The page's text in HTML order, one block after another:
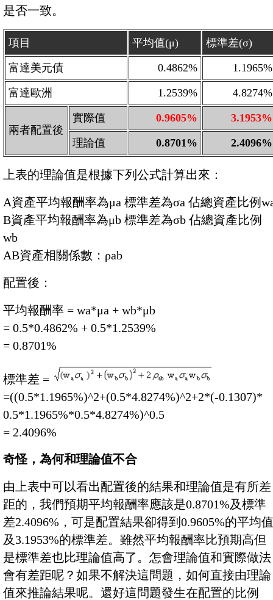
是否一致。
項目 平均值(μ) 標準差(σ)
富達美元債 0.4862% 1.1965%
富達歐洲 1.2539% 4.8274%
兩者配置後
實際值 0.9605% 3.1953%
理論值 0.8701% 2.4096%
上表的理論值是根據下列公式計算出來：
A資產平均報酬率為μa 標準差為σa 佔總資產比例
B資產平均報酬率為μb 標準差為σb 佔總資產比例
wb
AB資產相關係數：ρab
配置後：
平均報酬率 = wa*μa + wb*μb
= 0.5*0.4862% + 0.5*1.2539%
= 0.8701%
標準差 =
=((0.5*1.1965%)^2+(0.5*4.8274%)^2+2*(-0.1307)*
0.5*1.1965%*0.5*4.8274%)^0.5
= 2.4096%
奇怪，為何和理論值不合
由上表中可以看出配置後的結果和理論值是有所差
距的，我們預期平均報酬率應該是0.8701%及標準
差2.4096%，可是配置結果卻得到0.9605%的平均值
及3.1953%的標準差。雖然平均報酬率比預期高但
是標準差也比理論值高了。怎會理論值和實際做法
會有差距呢？如果不解決這問題，如何直接由理論
值來推論結果呢。還好這問題發生在配置的比例